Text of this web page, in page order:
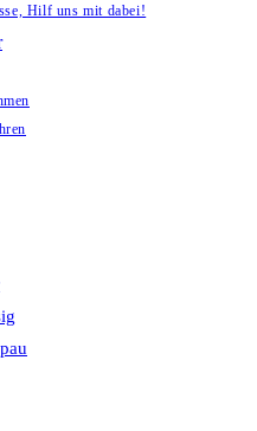
Hilf uns mit dabei!